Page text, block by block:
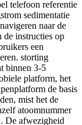
telefoon referentie
sedimentatie
naar de
de instructies op
een
storting
binnen 3-5
platform, het
de basis
mist het de
atoomnummer
De afwezigheid